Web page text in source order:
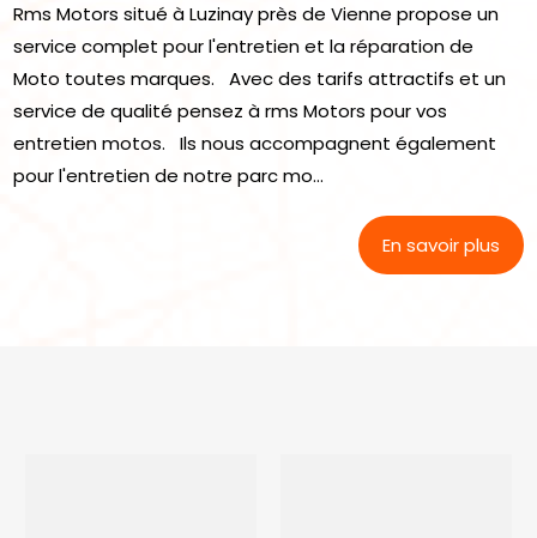
Rms Motors situé à Luzinay près de Vienne propose un
service complet pour l'entretien et la réparation de
Moto toutes marques. Avec des tarifs attractifs et un
service de qualité pensez à rms Motors pour vos
entretien motos. Ils nous accompagnent également
pour l'entretien de notre parc mo...
En savoir plus